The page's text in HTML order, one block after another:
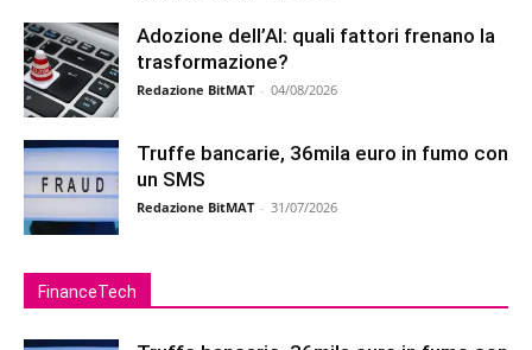
Adozione dell’AI: quali fattori frenano la
trasformazione?
Redazione BitMAT - 04/08/2026
Truffe bancarie, 36mila euro in fumo con
un SMS
Redazione BitMAT - 31/07/2026
FinanceTech